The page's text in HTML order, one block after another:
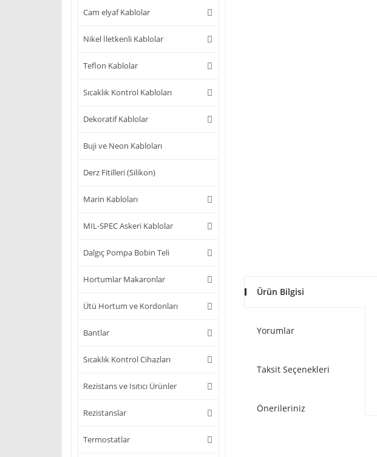
Cam elyaf Kablolar
Nikel İletkenli Kablolar
Teflon Kablolar
Sıcaklık Kontrol Kabloları
Dekoratif Kablolar
Buji ve Neon Kabloları
Derz Fitilleri (Silikon)
Marin Kabloları
MIL-SPEC Askeri Kablolar
Dalgıç Pompa Bobin Teli
Hortumlar Makaronlar
Ütü Hortum ve Kordonları
Bantlar
Sıcaklık Kontrol Cihazları
Rezistans ve Isıtıcı Ürünler
Rezistanslar
Termostatlar
Ürün Bilgisi
Yorumlar
Taksit Seçenekleri
Önerileriniz